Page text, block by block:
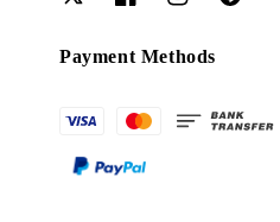
Payment Methods